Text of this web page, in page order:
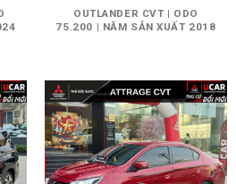
OUTLANDER CVT | ODO
75.200 | NĂM SẢN XUẤT 2018